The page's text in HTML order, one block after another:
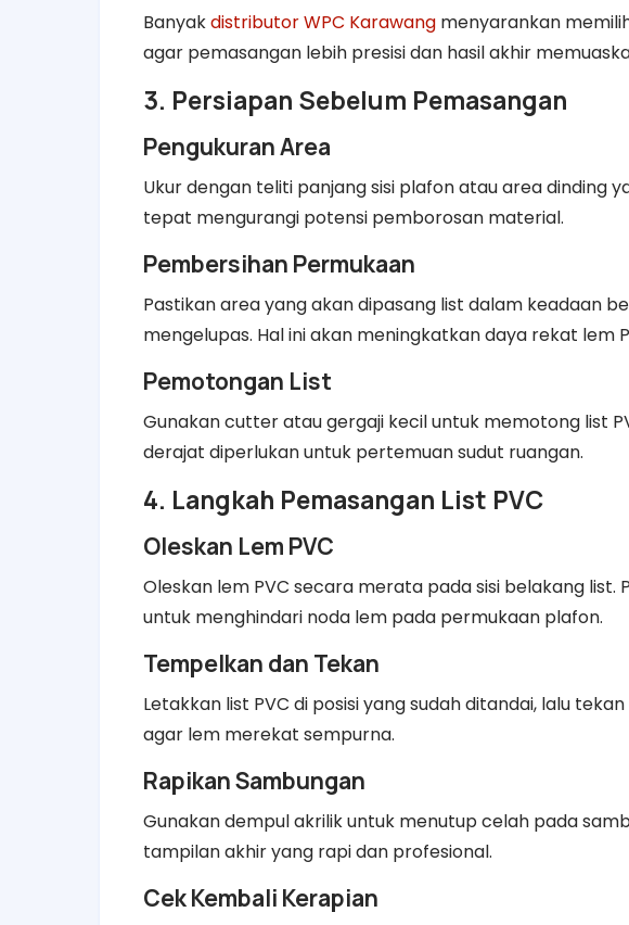
Banyakdistributor WPC Karawang menyarankan
agar pemasangan lebih presisi dan hasil akhir
3. Persiapan Sebelum Pemasangan
Pengukuran Area
Ukur dengan teliti panjang sisi plafon atau area dinding
tepat mengurangi potensi pemborosan material.
Pembersihan Permukaan
Pastikan area yang akan dipasang list dalam keadaan
mengelupas. Hal ini akan meningkatkan daya rekat lem
Pemotongan List
Gunakan cutter atau gergaji kecil untuk memotong list
derajat diperlukan untuk pertemuan sudut ruangan.
4. Langkah Pemasangan List PVC
Oleskan Lem PVC
Oleskan lem PVC secara merata pada sisi belakang
untuk menghindari noda lem pada permukaan plafon.
Tempelkan dan Tekan
Letakkan list PVC di posisi yang sudah ditandai, lalu
agar lem merekat sempurna.
Rapikan Sambungan
Gunakan dempul akrilik untuk menutup celah pada
tampilan akhir yang rapi dan profesional.
Cek Kembali Kerapian